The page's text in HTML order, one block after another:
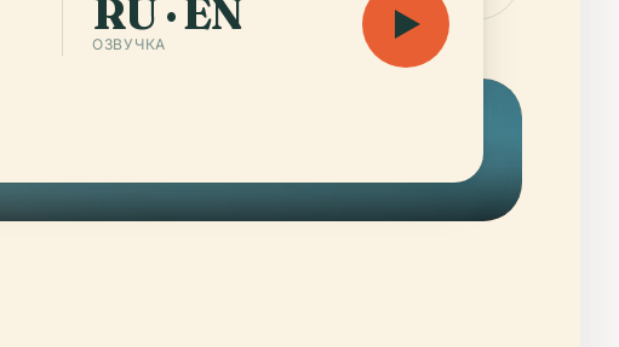
RU · EN
ОЗВУЧКА